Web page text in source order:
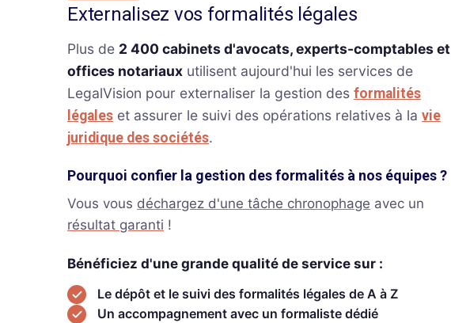
Externalisez vos formalités légales
Plus de 2 400 cabinets d'avocats, experts-comptables et
offices notariaux utilisent aujourd'hui les services de
LegalVision pour externaliser la gestion des formalités
légales et assurer le suivi des opérations relatives à la vie
juridique des sociétés.
Pourquoi confier la gestion des formalités à nos équipes ?
Vous vous déchargez d'une tâche chronophage avec un
résultat garanti !
Bénéficiez d'une grande qualité de service sur :
Le dépôt et le suivi des formalités légales de A à Z
Un accompagnement avec un formaliste dédié